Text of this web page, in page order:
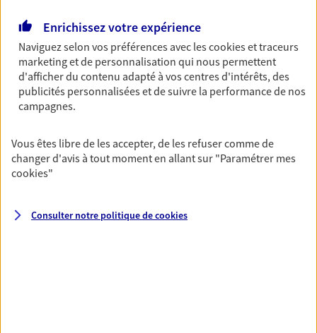
Retraite
Préparez sereinement ce nouveau chapitre de
votre vie avec les conseils d'un expert. Découvrez
notre solution PER (Plan Epargne Retraite)
spécialement conçue pour la retraite.
Prévoyance
contrat prévoyance. Préservez vos proches en cas
Enrichissez votre expérience
Naviguez selon vos préférences avec lescookies et traceurs
marketing et de personnalisation qui nous permettent
d'afficher du contenu adapté à vos centres d'intérêts, des
publicités personnalisées et de suivre la performance de nos
campagnes.
Vous êtes libre de les accepter, de les refuser comme de
changer d'avis à tout moment en allant sur "Paramétrer mes
cookies"
Consulter notre politique decookies